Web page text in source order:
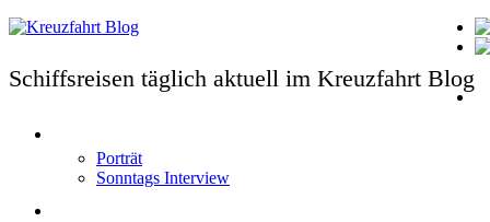
Schiffsreisen täglich aktuell im Kreuzfahrt Blog
Porträt
Sonntags Interview